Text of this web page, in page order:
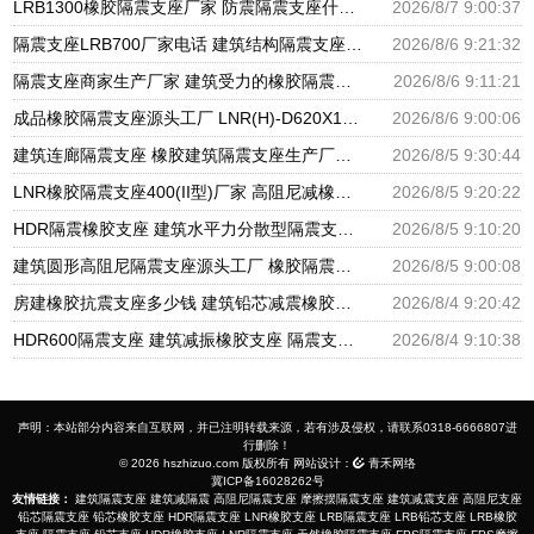
LRB1300橡胶隔震支座厂家 防震隔震支座什么价格 LRB700铅芯橡胶隔震支座什么价格
2026/8/7 9:00:37
隔震支座LRB700厂家电话 建筑结构隔震支座厂家电话 LNR900隔震橡胶支座生产加工
2026/8/6 9:21:32
隔震支座商家生产厂家 建筑受力的橡胶隔震支座厂家 LNR隔震支座500厂家
2026/8/6 9:11:21
成品橡胶隔震支座源头工厂 LNR(H)-D620X179隔震支座源头工厂 水平分散型隔震支座生产厂家
2026/8/6 9:00:06
建筑连廊隔震支座 橡胶建筑隔震支座生产厂家 建筑铅芯隔振支座厂家
2026/8/5 9:30:44
LNR橡胶隔震支座400(II型)厂家 高阻尼减橡胶隔震支座厂家 建筑橡胶建筑隔震支座厂家
2026/8/5 9:20:22
HDR隔震橡胶支座 建筑水平力分散型隔震支座生产厂家 圆形高阻尼隔震支座的源头工厂
2026/8/5 9:10:20
建筑圆形高阻尼隔震支座源头工厂 橡胶隔震支座定制厂家 建筑橡胶隔震支座LRB500源头工厂
2026/8/5 9:00:08
房建橡胶抗震支座多少钱 建筑铅芯减震橡胶隔震支座厂家 LNR500橡胶支座厂家电话
2026/8/4 9:20:42
HDR600隔震支座 建筑减振橡胶支座 隔震支座厂家批发
2026/8/4 9:10:38
声明：本站部分内容来自互联网，并已注明转载来源，若有涉及侵权，请联系0318-6666807进
行删除！
© 2026 hszhizuo.com 版权所有 网站设计：
青禾网络
冀ICP备16028262号
友情链接：
建筑隔震支座 建筑减隔震 高阻尼隔震支座 摩擦摆隔震支座 建筑减震支座 高阻尼支座
铅芯隔震支座 铅芯橡胶支座 HDR隔震支座 LNR橡胶支座 LRB隔震支座 LRB铅芯支座 LRB橡胶